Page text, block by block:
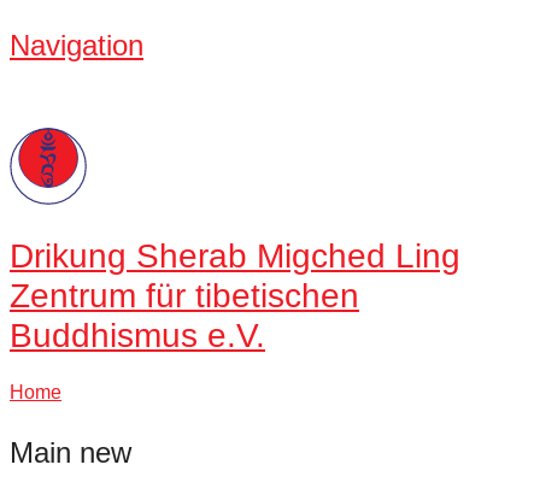
Navigation
Drikung Sherab Migched Ling
Zentrum für tibetischen
Buddhismus e.V.
Home
Main new